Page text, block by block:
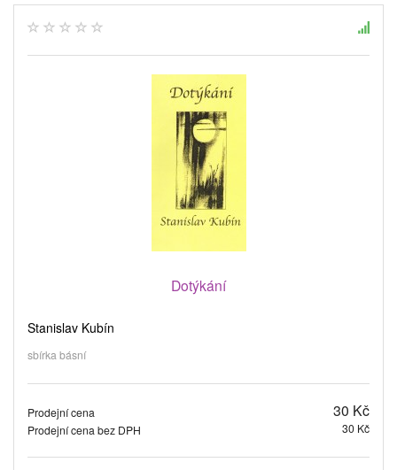
Dotýkání
Stanislav Kubín
sbírka básní
Prodejní cena 30 Kč
Prodejní cena bez DPH 30 Kč